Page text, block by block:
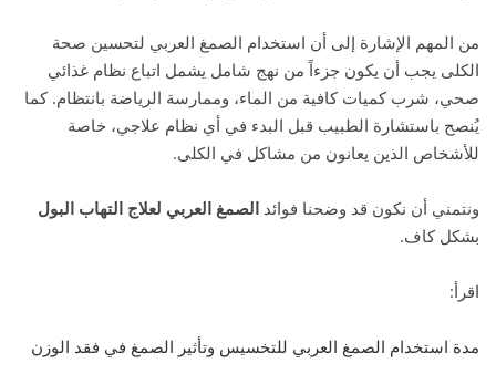
من المهم الإشارة إلى أن استخدام الصمغ العربي لتحسين صحة
الكلى يجب أن يكون جزءاً من نهج شامل يشمل اتباع نظام غذائي
صحي، شرب كميات كافية من الماء، وممارسة الرياضة بانتظام. كما
يُنصح باستشارة الطبيب قبل البدء في أي نظام علاجي، خاصة
للأشخاص الذين يعانون من مشاكل في الكلى.
ونتمني أن نكون قد وضحنا فوائد الصمغ العربي لعلاج التهاب البول
بشكل كاف.
اقرأ:
مدة استخدام الصمغ العربي للتخسيس وتأثير الصمغ في فقد الوزن